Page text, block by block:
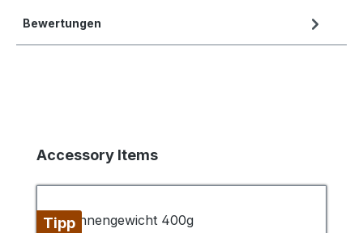
Bewertungen
Produktgalerie überspringen
Accessory Items
Tipp